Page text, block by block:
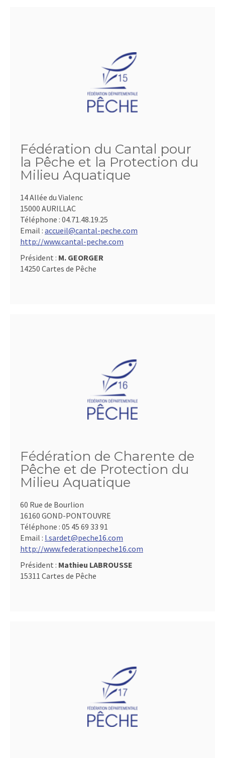
Fédération du Cantal pour
la Pêche et la Protection du
Milieu Aquatique
14 Allée du Vialenc
15000 AURILLAC
Téléphone : 04.71.48.19.25
Email : accueil@cantal-peche.com
http://www.cantal-peche.com
Président : M. GEORGER
14250 Cartes de Pêche
Fédération de Charente de
Pêche et de Protection du
Milieu Aquatique
60 Rue de Bourlion
16160 GOND-PONTOUVRE
Téléphone : 05 45 69 33 91
Email : l.sardet@peche16.com
http://www.federationpeche16.com
Président : Mathieu LABROUSSE
15311 Cartes de Pêche